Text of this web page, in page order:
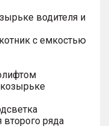
водителя и
с емкостью
ряда